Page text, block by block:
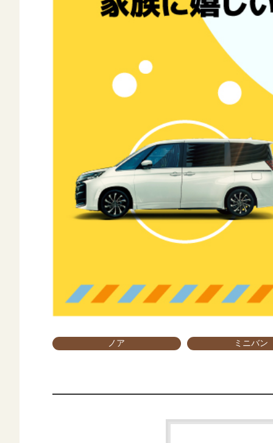
ノア ミニバン